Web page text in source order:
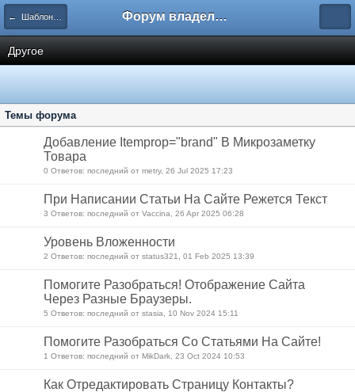
← Шаблон Техно Форум владельцев интернет-магазинов
Другое
Темы форума
Добавление Itemprop="brand" В Микрозаметку
Товара
0 Ответов: последний от metry, 26 Jul 2025 17:23
При Написании Статьи На Сайте Режется Текст
3 Ответов: последний от Vaccina, 26 Apr 2025 06:28
Уровень Вложенности
2 Ответов: последний от status321, 01 Feb 2025 13:39
Помогите Разобраться! Отображение Сайта
Через Разные Браузеры.
5 Ответов: последний от stasia, 10 Nov 2024 15:11
Помогите Разобраться Со Статьями На Сайте!
1 Ответов: последний от MikDark, 23 Oct 2024 10:53
Как Отредактировать Страницу Контакты?